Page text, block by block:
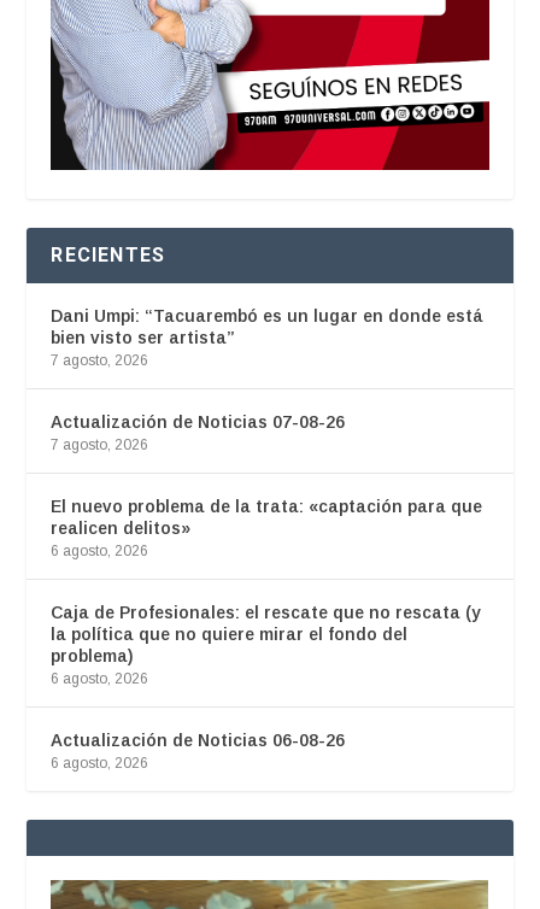
RECIENTES
Dani Umpi: “Tacuarembó es un lugar en donde está
bien visto ser artista”
7 agosto, 2026
Actualización de Noticias 07-08-26
7 agosto, 2026
El nuevo problema de la trata: «captación para que
realicen delitos»
6 agosto, 2026
Caja de Profesionales: el rescate que no rescata (y
la política que no quiere mirar el fondo del
problema)
6 agosto, 2026
Actualización de Noticias 06-08-26
6 agosto, 2026